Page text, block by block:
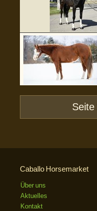
Seite
Caballo Horsemarket
Über uns
Aktuelles
Kontakt